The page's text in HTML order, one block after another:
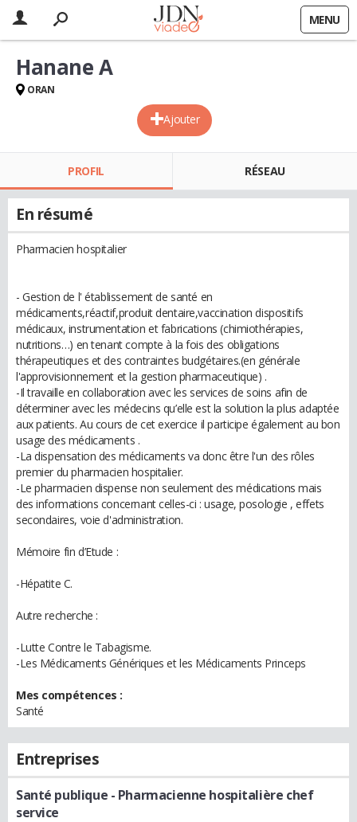
MENU
Ajouter
Hanane A
ORAN
PROFIL RÉSEAU
En résumé
Pharmacien hospitalier
- Gestion de l' établissement de santé en
médicaments,réactif,produit dentaire,vaccination dispositifs
médicaux, instrumentation et fabrications (chimiothérapies,
nutritions…) en tenant compte à la fois des obligations
thérapeutiques et des contraintes budgétaires.(en générale
l'approvisionnement et la gestion pharmaceutique) .
-Il travaille en collaboration avec les services de soins afin de
déterminer avec les médecins qu’elle est la solution la plus adaptée
aux patients. Au cours de cet exercice il participe également au bon
usage des médicaments .
-La dispensation des médicaments va donc être l'un des rôles
premier du pharmacien hospitalier.
-Le pharmacien dispense non seulement des médications mais
des informations concernant celles-ci : usage, posologie , effets
secondaires, voie d'administration.
Mémoire fin d’Etude :
-Hépatite C.
Autre recherche :
-Lutte Contre le Tabagisme.
-Les Médicaments Génériques et les Médicaments Princeps
Mes compétences :
Santé
Entreprises
Santé publique - Pharmacienne hospitalière chef
service